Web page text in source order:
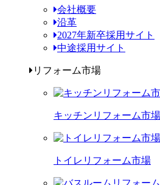
会社概要
沿革
2027年新卒採用サイト
中途採用サイト
リフォーム市場
キッチンリフォーム市場
トイレリフォーム市場